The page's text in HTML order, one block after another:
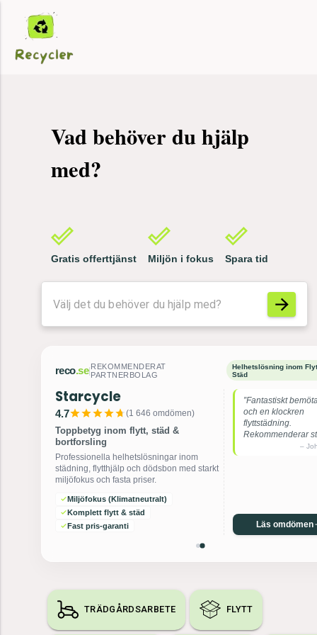
Vad behöver du hjälp
med?
Gratis offerttjänst Miljön i fokus Spara tid
reco.se|REKOMMENDERAT
PARTNERBOLAG
Helhetslösning inom
Städ
Starcycle
4.7 (1 646 omdömen)
Toppbetyg inom flytt, städ &
bortforsling
Professionella helhetslösningar inom
städning, flytthjälp och dödsbon med starkt
miljöfokus och fasta priser.
Miljöfokus (Klimatneutralt)
Komplett flytt & städ
Fast pris-garanti
”Fantastiskt
och en klockren
flyttstädning.
Rekommenderar
–
Läs omdömen
TRÄDGÅRDSARBETE FLYTT